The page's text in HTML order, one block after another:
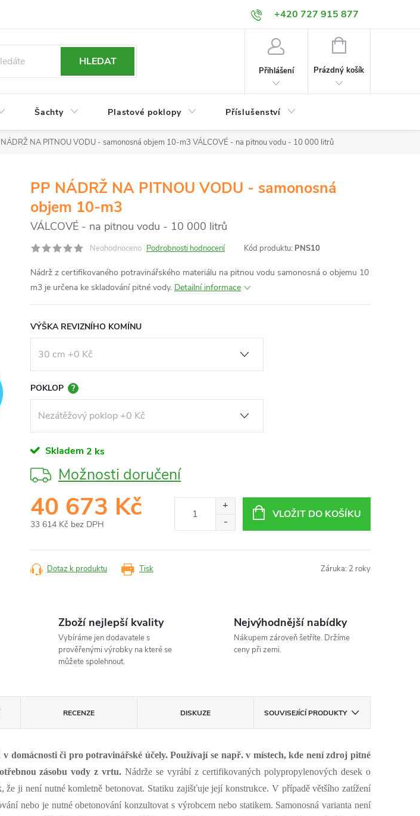
+420 727 915 877
HLEDAT
Přihlášení
NÁKUPNÍ
Prázdný košík
Šachty Plastové poklopy Příslušenství
NÁDRŽ NA PITNOU VODU - samonosná objem 10-m3 VÁLCOVÉ - na pitnou vodu - 10 000 litrů
PP NÁDRŽ NA PITNOU VODU - samonosná
objem 10-m3
VÁLCOVÉ - na pitnou vodu - 10 000 litrů
Neohodnoceno Podrobnosti hodnocení Kód produktu: PNS10
Nádrž z certifikovaného potravinářského materiálu na pitnou vodu samonosná o objemu 10
m3 je určena ke skladování pitné vody. Detailní informace
VÝŠKA REVIZNÍHO KOMÍNU
POKLOP ?
Skladem 2 ks
Možnosti doručení
40 673 Kč
33 614 Kč bez DPH
cena:
VLOŽIT DO KOŠÍKU
Tisk
Dotaz k produktu Záruka: 2 roky
Zboží nejlepší kvality
Vybíráme jen dodavatele s
prověřenými výrobky na které se
můžete spolehnout.
Nejvýhodnější nabídky
Nákupem zároveň šetříte. Držíme
ceny při zemi.
RECENZE DISKUZE SOUVISEJÍCÍ PRODUKTY
či pro potravinářské účely. Používají se např. v místech, kde není zdroj pitné
zásobu vody z vrtu. Nádrže se vyrábí z certifikovaných polypropylenových desek o
že ji není nutné komletně betonovat. Statiku zajišťuje její konstrukce. V případě většího zatížení
nebo je nutné obetonování konzultovat s výrobcem nebo statikem. Samonosná varianta není